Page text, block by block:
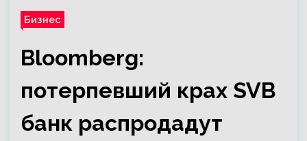
Бизнес
Bloomberg:
потерпевший крах SVB
банк распродадут